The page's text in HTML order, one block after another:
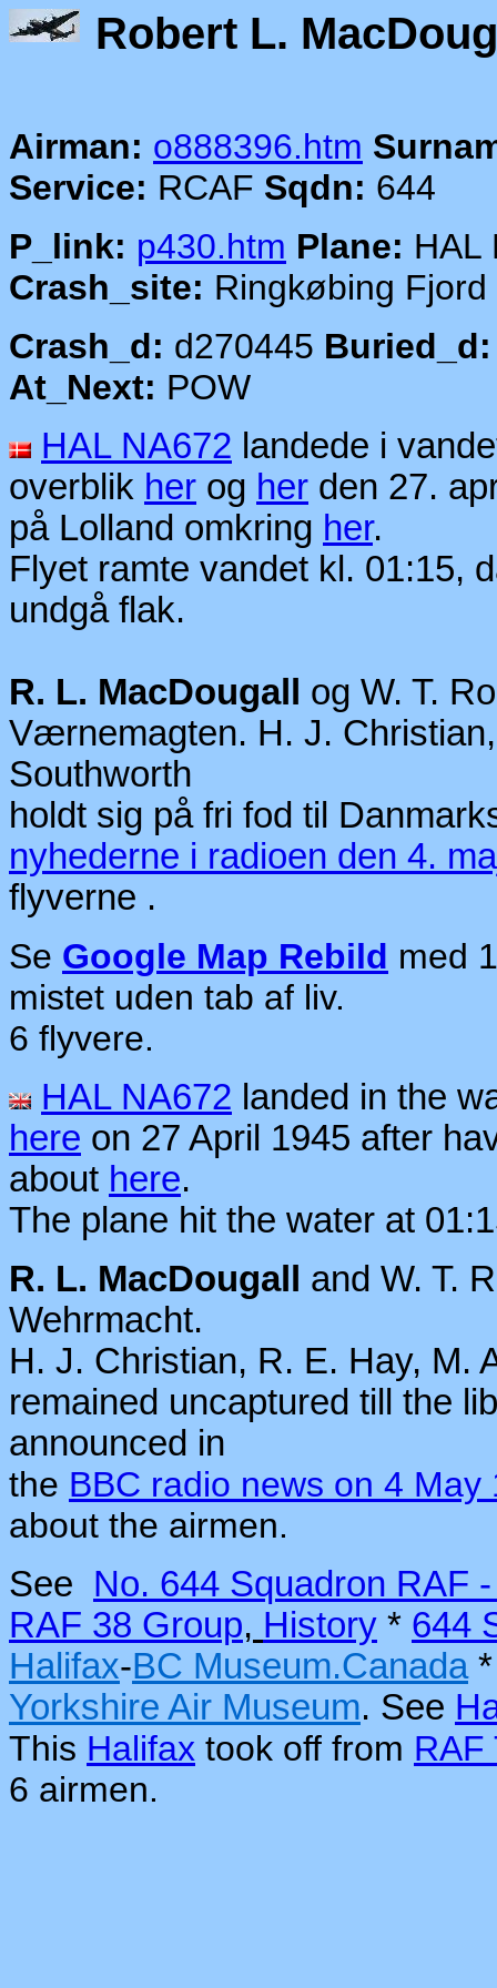
Robert
Airman: o888396.htm
Service: RCAF Sqdn: 644
P_link: p430.htm Plane: HAL
Crash_site: Ringkøbing Fjord
Crash_d: d270445 Buried_d:
At_Next: POW
HAL NA672 landede i
overblik her og her den 27.
på Lolland omkring her.
Flyet ramte vandet kl. 01:15,
undgå flak.
R. L. MacDougall
og W. T.
Værnemagten. H. J.
Southworth
holdt sig på fri fod til
nyhederne i radioen den 4.
flyverne .
Se Google Map Rebild med
mistet uden tab af liv.
6 flyvere.
HAL NA672 landed in the
here on 27 April 1945 after
about here.
The plane hit the water at
R. L. MacDougall
and W. T.
Wehrmacht.
H. J. Christian, R. E. Hay, M.
remained uncaptured till the
announced in
the BBC radio news on 4
about the airmen.
See No. 644 Squadron RAF
RAF 38 Group, History * 644
Halifax-BC Museum.Canada
Yorkshire Air Museum. See
This Halifax took off from RAF
6 airmen.